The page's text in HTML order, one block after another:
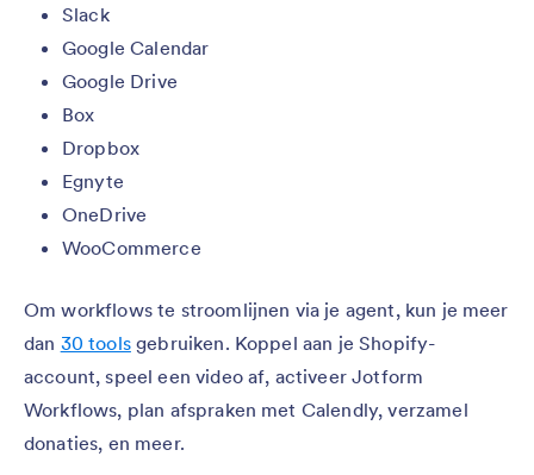
Slack
Google Calendar
Google Drive
Box
Dropbox
Egnyte
OneDrive
WooCommerce
Om workflows te stroomlijnen via je agent, kun je meer
dan 30 toolsgebruiken. Koppel aan je Shopify-
account, speel een video af, activeer Jotform
Workflows, plan afspraken met Calendly, verzamel
donaties, en meer.